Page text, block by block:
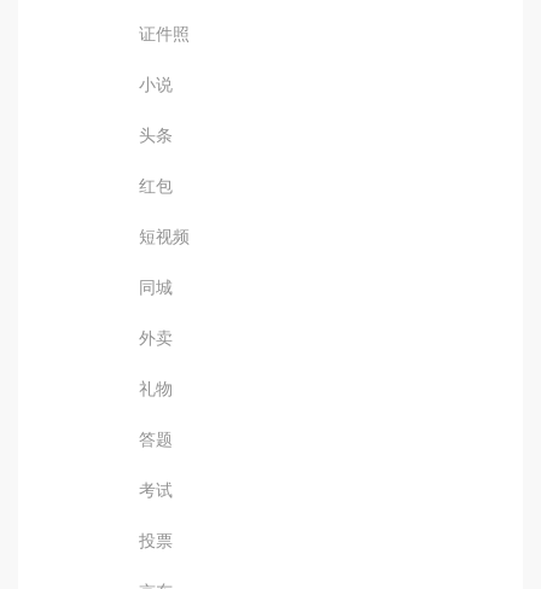
证件照
小说
头条
红包
短视频
同城
外卖
礼物
答题
考试
投票